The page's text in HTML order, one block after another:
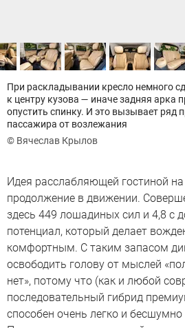
При раскладывании кресло немного
к центру кузова — иначе задняя арка
опустить спинку. И это вызывает ряд
пассажира от возлежания
© Вячеслав Крылов
Идея расслабляющей гостиной на
продолжение в движении.
здесь 449 лошадиных сил и 4,8 с
потенциал, который делает
комфортным. С таким запасом
освободить голову от мыслей
нет», потому что (как и любой
последовательный гибрид
способен очень легко и